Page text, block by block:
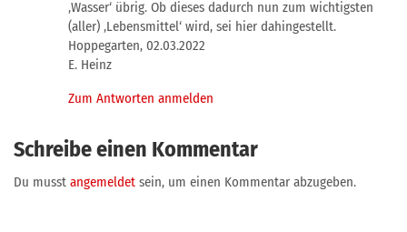
‚Wasser‘ übrig. Ob dieses dadurch nun zum wichtigsten
(aller) ‚Lebensmittel‘ wird, sei hier dahingestellt.
Hoppegarten, 02.03.2022
E. Heinz
Zum Antworten anmelden
Schreibe einen Kommentar
Du musst angemeldet sein, um einen Kommentar abzugeben.